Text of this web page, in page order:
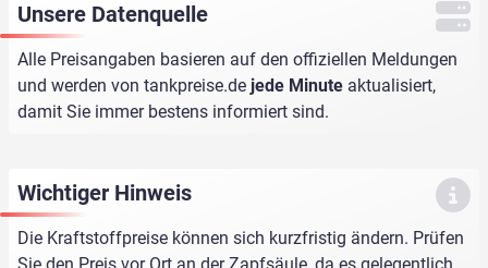
Unsere Datenquelle
Alle Preisangaben basieren auf den offiziellen Meldungen
und werden von tankpreise.de jede Minute aktualisiert,
damit Sie immer bestens informiert sind.
Wichtiger Hinweis
Die Kraftstoffpreise können sich kurzfristig ändern. Prüfen